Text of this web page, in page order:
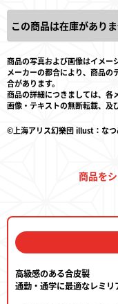
この商品は在庫がありま
商品の写真および画像はイメー
メーカーの都合により、商品の
合があります。
商品の詳細につきましては、各
画像・テキストの無断転載、及
©上海アリス幻樂団 illust：なつ
商品を
高級感のある合皮製
通勤・通学に最適なレミ